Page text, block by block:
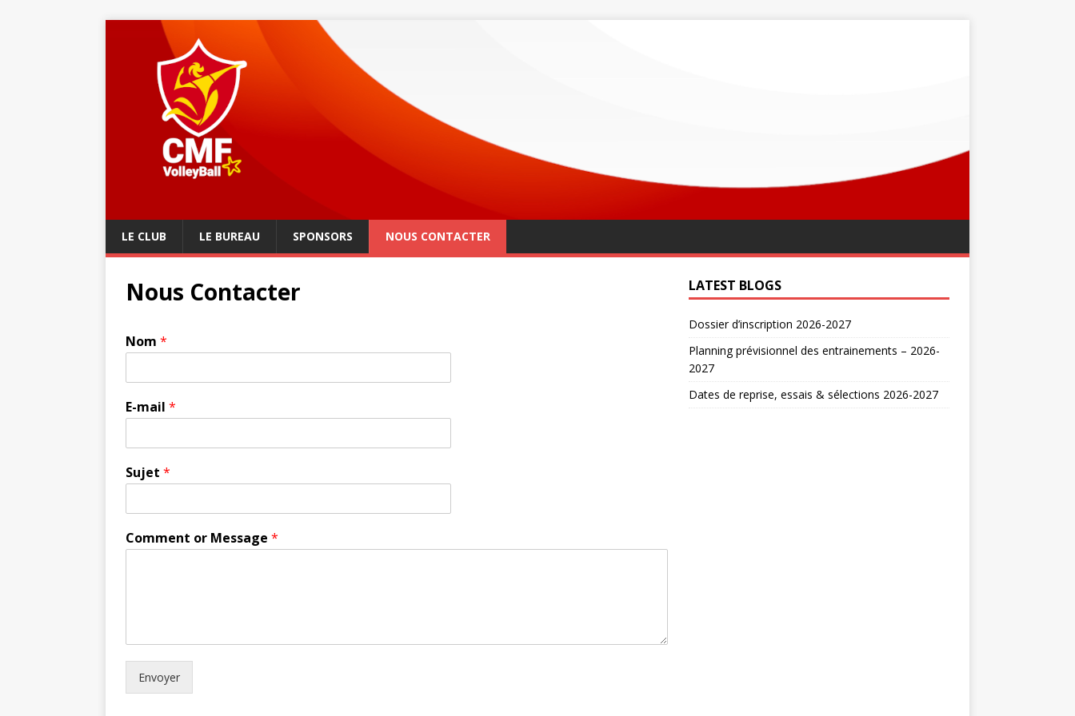
LE CLUB LE BUREAU SPONSORS NOUS CONTACTER
Nous Contacter
Nom *
E-mail *
Sujet *
Comment or Message *
Envoyer
LATEST BLOGS
Dossier d’inscription 2026-2027
Planning prévisionnel des entrainements – 2026-
2027
Dates de reprise, essais & sélections 2026-2027